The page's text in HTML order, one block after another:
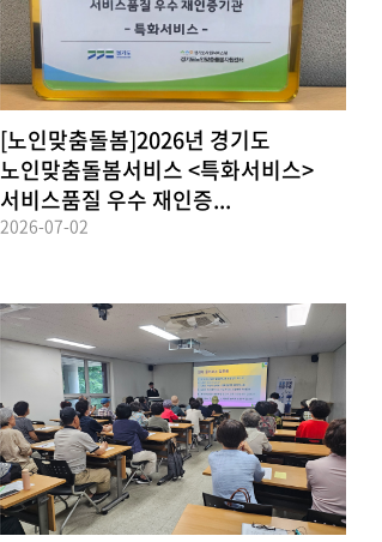
[노인맞춤돌봄]2026년 경기도
노인맞춤돌봄서비스 <특화서비스>
서비스품질 우수 재인증...
2026-07-02